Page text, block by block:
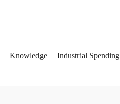
Knowledge Industrial Spending